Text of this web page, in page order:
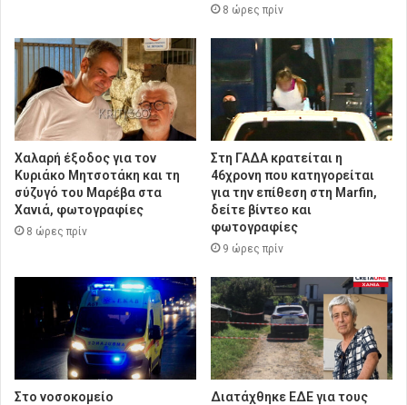
8 ώρες πρίν
Χαλαρή έξοδος για τον
Κυριάκο Μητσοτάκη και τη
σύζυγό του Μαρέβα στα
Χανιά, φωτογραφίες
8 ώρες πρίν
Στη ΓΑΔΑ κρατείται η
46χρονη που κατηγορείται
για την επίθεση στη Marfin,
δείτε βίντεο και
φωτογραφίες
9 ώρες πρίν
Στο νοσοκομείο
Διατάχθηκε ΕΔΕ για τους